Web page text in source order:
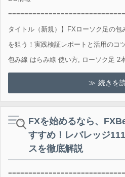
タイトル（新規）】FXローソク足の
を狙う！実践検証レポートと活用のコ
包み線 はらみ線 使い方, ローソク足 2
続きを
FXを始めるなら、
すすめ！レバレッジ
スを徹底解説